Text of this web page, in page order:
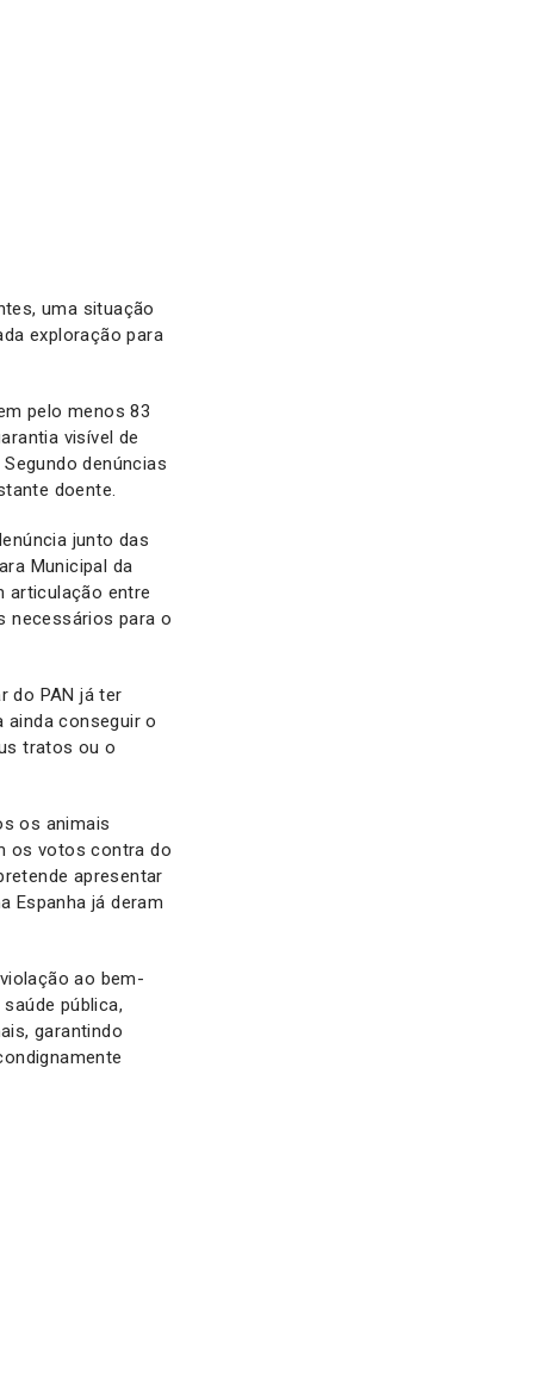
uma situação
exploração para
pelo menos 83
visível de
denúncias
doente.
junto das
Municipal da
articulação entre
necessários para o
do PAN já ter
ainda conseguir o
tratos ou o
os animais
os votos contra do
apresentar
Espanha já deram
ao bem-
pública,
garantindo